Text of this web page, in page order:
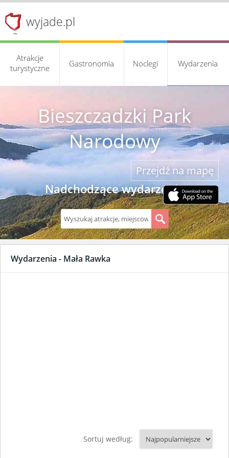
wyjade.pl
Atrakcje
turystyczne
Gastronomia Noclegi Wydarzenia
Bieszczadzki Park
Narodowy
Nadchodzące wydarzenia
Przejdź na mapę
Wydarzenia - Mała Rawka
Sortuj według: